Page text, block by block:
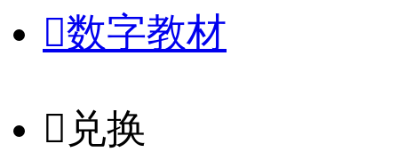
数字教材
𐈈 兑换